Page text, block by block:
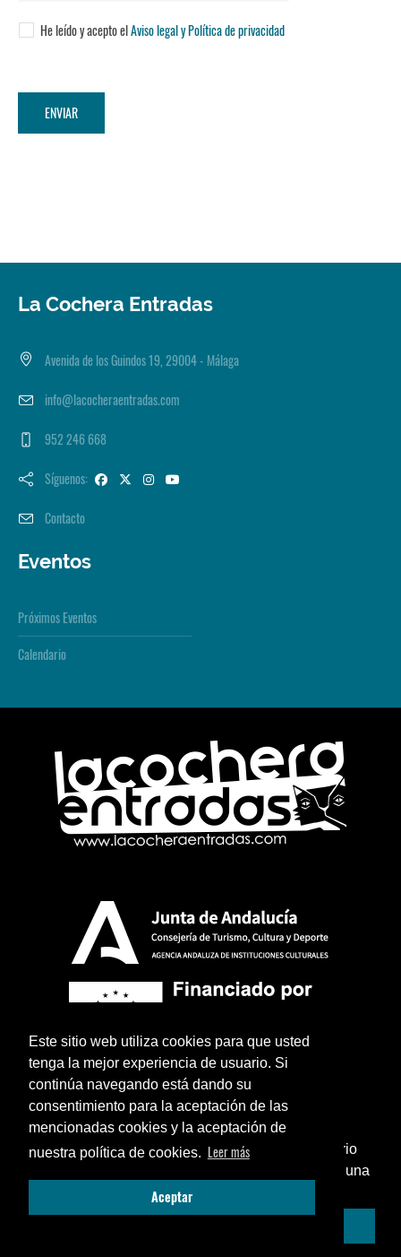
Este sitio web utiliza cookies para que usted
tenga la mejor experiencia de usuario. Si
continúa navegando está dando su
consentimiento para la aceptación de las
mencionadas cookies y la aceptación de
nuestra política de cookies. Leer más
Aceptar
¿Sabías que puedes añadir un icono en el escritorio
de tu teléfono para utilizar esta web como si fuese una
aplicación instalada?Cerrar
He leído y acepto elAviso legal y Política de privacidad
La Cochera Entradas
Avenida de los Guindos 19, 29004 - Málaga
info@lacocheraentradas.com
952 246 668
Síguenos:
Contacto
Eventos
Próximos Eventos
Calendario
Aviso legal Política de privacidad Términos y condiciones legales
© 2026 La Cochera Entradas - Diseño:Azulae